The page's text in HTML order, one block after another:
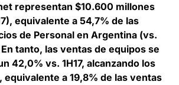
representan $10.600 millones
equivalente a 54,7% de las
de Personal en Argentina (vs.
En tanto, las ventas de equipos se
42,0% vs. 1H17, alcanzando los
equivalente a 19,8% de las ventas